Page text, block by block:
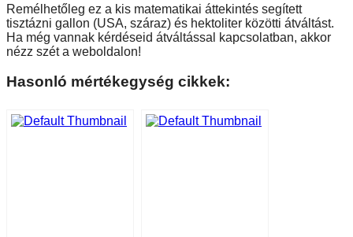
Remélhetőleg ez a kis matematikai áttekintés segített
tisztázni gallon (USA, száraz) és hektoliter közötti átváltást.
Ha még vannak kérdéseid átváltással kapcsolatban, akkor
nézz szét a weboldalon!
Hasonló mértékegység cikkek: